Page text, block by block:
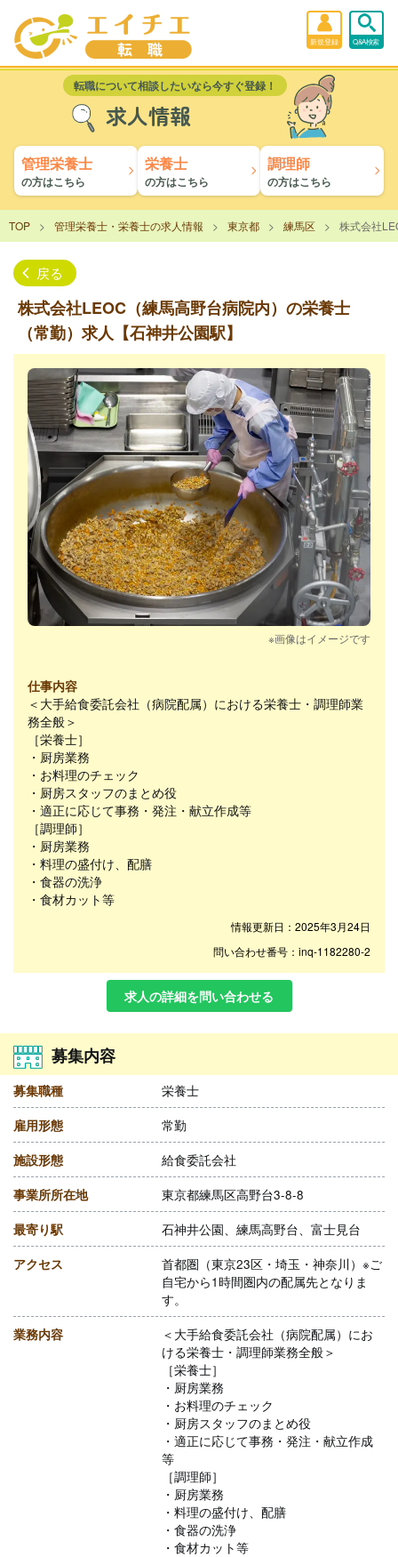
新規登録 Q&A検索
転職について相談したいなら今すぐ登録！
求人情報
管理栄養士
の方はこちら
栄養士
の方はこちら
調理師
の方はこちら
TOP 管理栄養士・栄養士の求人情報 東京都 練馬区 株式会社
戻る
株式会社LEOC（練馬高野台病院内）の栄養士
（常勤）求人【石神井公園駅】
※画像はイメージです
仕事内容
＜大手給食委託会社（病院配属）における栄養士・調理師業
務全般＞
［栄養士］
・厨房業務
・お料理のチェック
・厨房スタッフのまとめ役
・適正に応じて事務・発注・献立作成等
［調理師］
・厨房業務
・料理の盛付け、配膳
・食器の洗浄
・食材カット等
情報更新日：2025年3月24日
問い合わせ番号：inq-1182280-2
求人の詳細を問い合わせる
募集内容
募集職種 栄養士
雇用形態 常勤
施設形態 給食委託会社
事業所所在地 東京都練馬区高野台3-8-8
最寄り駅 石神井公園、練馬高野台、富士見台
アクセス
首都圏（東京23区・埼玉・神奈川）※ご
自宅から1時間圏内の配属先となりま
す。
業務内容
＜大手給食委託会社（病院配属）にお
ける栄養士・調理師業務全般＞
［栄養士］
・厨房業務
・お料理のチェック
・厨房スタッフのまとめ役
・適正に応じて事務・発注・献立作成
等
［調理師］
・厨房業務
・料理の盛付け、配膳
・食器の洗浄
・食材カット等